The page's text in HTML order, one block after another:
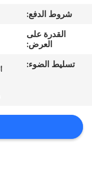
اطلب
اقتباس
سياسة
الخصوصية
شروط الدفع:
القدرة على
العرض:
تسليط الضوء: